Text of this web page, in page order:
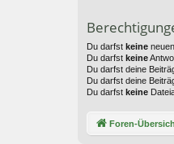
Du darfst keine
Du darfst keine
Du darfst deine
Du darfst deine
Du darfst keine
Foren-